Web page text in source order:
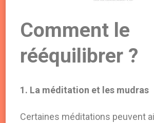
Comment le
rééquilibrer ?
1. La méditation et les mudras
Certaines méditations peuvent